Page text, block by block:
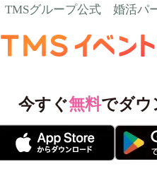
TMSグループ公式 婚活パ
今すぐ無料でダウ